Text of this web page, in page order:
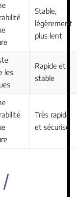
Stable,
légèrement
plus lent
les
Rapide et
stable
Très rapide
et sécurisé